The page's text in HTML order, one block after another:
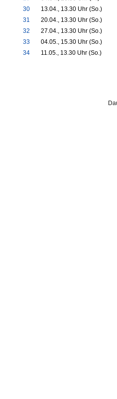
30
13.04., 13.30 Uhr (So.)
31
20.04., 13.30 Uhr (So.)
32
27.04., 13.30 Uhr (So.)
33
04.05., 15.30 Uhr (So.)
34
11.05., 13.30 Uhr (So.)